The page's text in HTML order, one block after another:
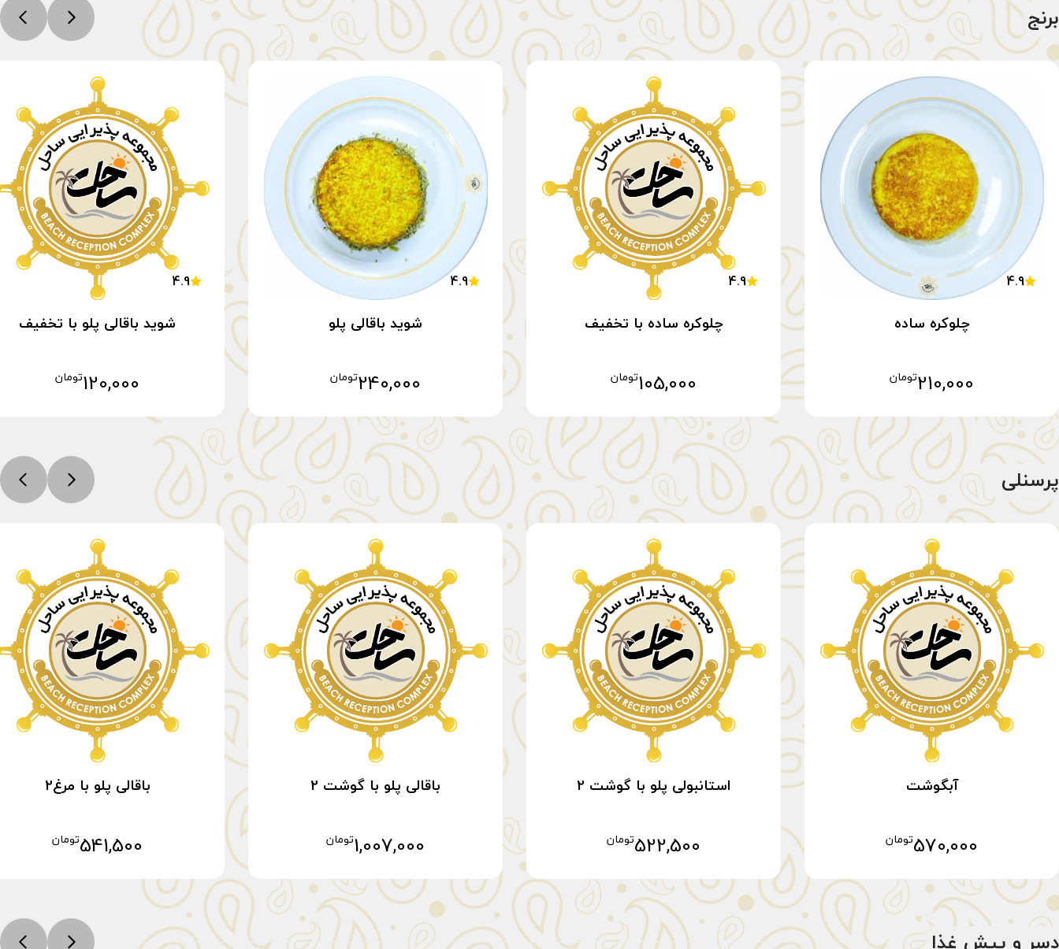
برنج
4.9
چلوکره ساده
210,000تومان
افزودن به سبد خرید
4.9
چلوکره ساده با تخفیف
105,000تومان
افزودن به سبد خرید
4.9
شوید باقالی پلو
240,000تومان
افزودن به سبد خرید
4.9
شوید باقالی پلو با تخفیف
120,000تومان
پرسنلی
آبگوشت
570,000تومان
افزودن به سبد خرید
استانبولی پلو با گوشت 2
522,500تومان
افزودن به سبد خرید
باقالی پلو با گوشت 2
1,007,000تومان
افزودن به سبد خرید
باقالی پلو با مرغ2
541,500تومان
افزودن به سبد خرید
دسر و پیش غذا